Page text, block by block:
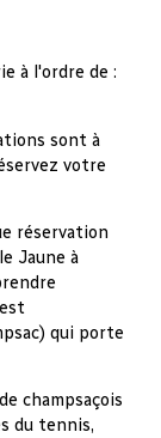
à l'ordre de :
sont à
votre
réservation
Jaune à
qui porte
champsaçois
du tennis,